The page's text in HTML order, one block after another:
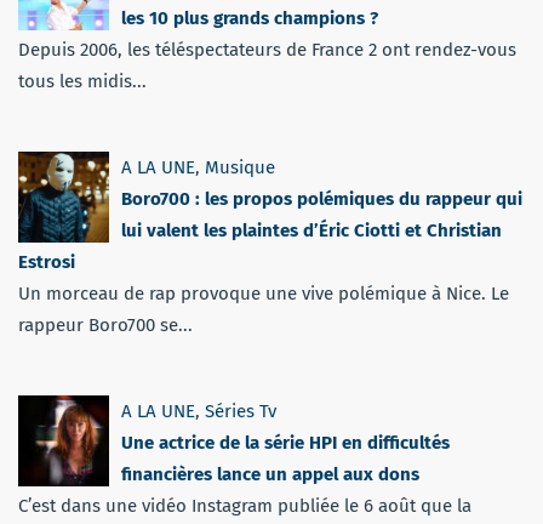
les 10 plus grands champions ?
Depuis 2006, les téléspectateurs de France 2 ont rendez-vous
tous les midis...
A LA UNE, Musique
Boro700 : les propos polémiques du rappeur qui
lui valent les plaintes d’Éric Ciotti et Christian
Estrosi
Un morceau de rap provoque une vive polémique à Nice. Le
rappeur Boro700 se...
A LA UNE, Séries Tv
Une actrice de la série HPI en difficultés
financières lance un appel aux dons
C’est dans une vidéo Instagram publiée le 6 août que la